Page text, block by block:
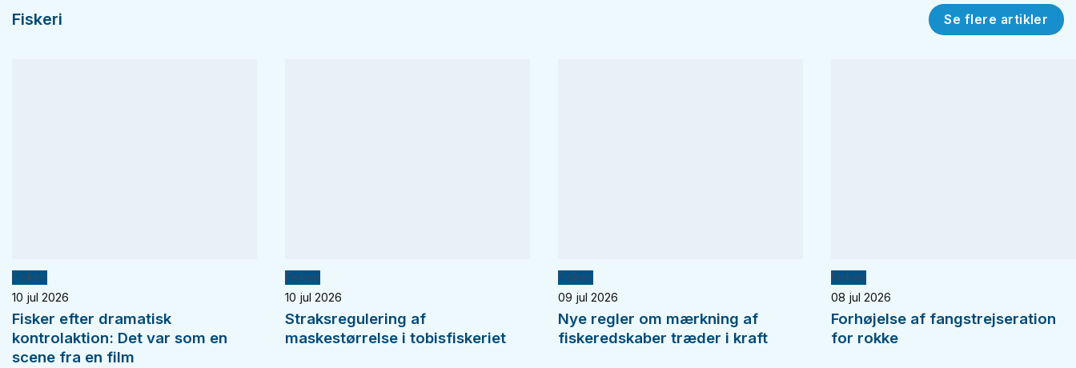
Fiskeri Se flere artikler
Fiskeri
10 jul 2026
Fisker efter dramatisk
kontrolaktion: Det var som en
scene fra en film
Fiskeri
10 jul 2026
Straksregulering af
maskestørrelse i tobisfiskeriet
Fiskeri
09 jul 2026
Nye regler om mærkning af
fiskeredskaber træder i kraft
Fiskeri
08 jul 2026
Forhøjelse af fangstrejseration
for rokke